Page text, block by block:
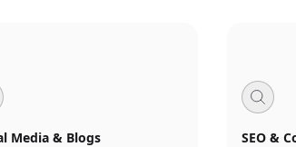
Media & Blogs SEO &